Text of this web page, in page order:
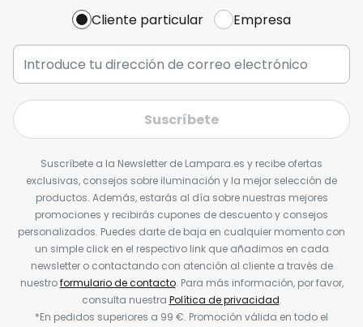
Cliente particular Empresa
Suscríbete
Suscríbete a la Newsletter de Lampara.es y recibe ofertas
exclusivas, consejos sobre iluminación y la mejor selección de
productos. Además, estarás al día sobre nuestras mejores
promociones y recibirás cupones de descuento y consejos
personalizados. Puedes darte de baja en cualquier momento con
un simple click en el respectivo link que añadimos en cada
newsletter o contactando con atención al cliente a través de
nuestroformulario de contacto. Para más información, por favor,
consulta nuestra Política de privacidad.
*En pedidos superiores a 99 €. Promoción válida en todo el